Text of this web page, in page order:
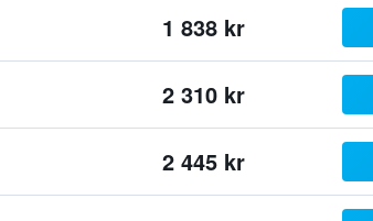
1 838 kr
2 310 kr
2 445 kr